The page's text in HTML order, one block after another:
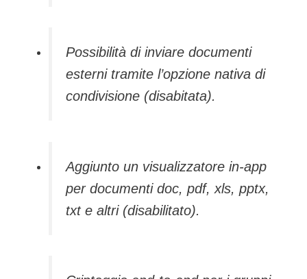
Possibilità di inviare documenti
esterni tramite l’opzione nativa di
condivisione (disabitata).
Aggiunto un visualizzatore in-app
per documenti doc, pdf, xls, pptx,
txt e altri (disabilitato).